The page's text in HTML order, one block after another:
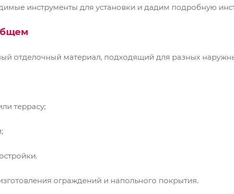
инструменты для установки и дадим подробную
отделочный материал, подходящий для разных
террасу;
ограждений и напольного покрытия.